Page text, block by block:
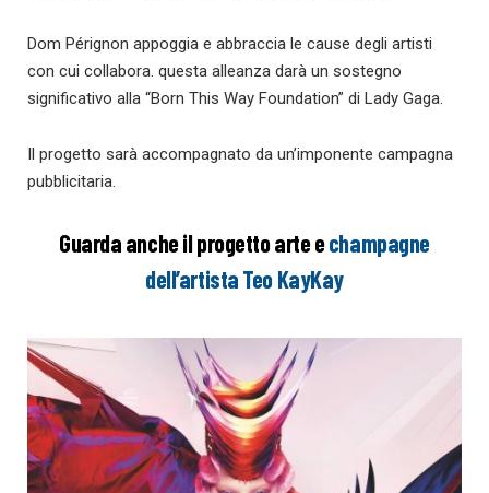
Dom Pérignon appoggia e abbraccia le cause degli artisti
con cui collabora. questa alleanza darà un sostegno
significativo alla “Born This Way Foundation” di Lady Gaga.
Il progetto sarà accompagnato da un’imponente campagna
pubblicitaria.
Guarda anche il progetto arte echampagne
dell’artista Teo KayKay